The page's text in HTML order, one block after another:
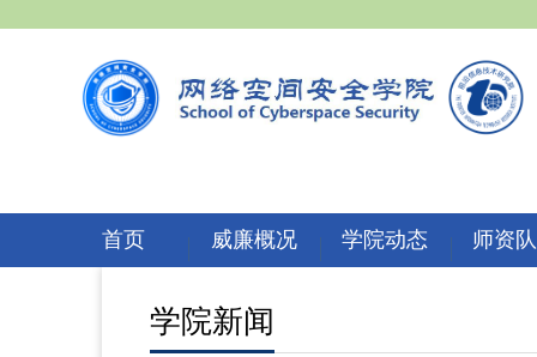
首页 威廉概况 学院动态 师资
学院新闻